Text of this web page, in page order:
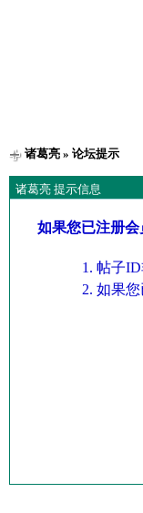
诸葛亮» 论坛提示
诸葛亮 提示信息
如果您已注册
帖子
如果